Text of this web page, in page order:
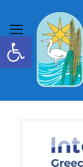
Ανοίξτε τη γραμμή